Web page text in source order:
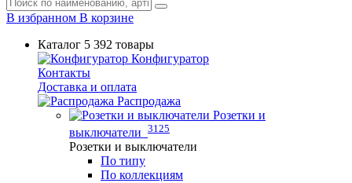
В избранном В корзине
Каталог 5 392 товары
Конфигуратор
Контакты
Доставка и оплата
Распродажа
Розетки и
выключатели 3125
Розетки и выключатели
По типу
По коллекциям